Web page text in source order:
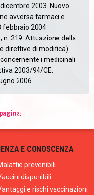
2003. Nuovo
avversa farmaci e
febbraio 2004
n. 219. Attuazione della
direttive di modifica)
i medicinali
2003/94/CE.
2006.
E CONOSCENZA
prevenibili
disponibili
e rischi vaccinazioni